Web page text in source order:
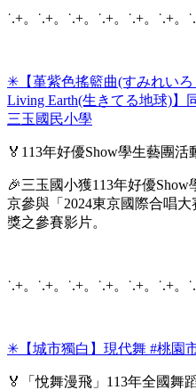
˙.+。˙.+。˙.+。˙.+。˙.+。˙.+。
✳︎【堇紫色搖籃曲(すみれい
Living Earth(生きてる地球)】
三玉國民小學
🏅113年好優Show學生藝團活
🎉三玉國小獲113年好優
京參與「2024東京國際合唱
獎之參賽影片。
˙.+。˙.+。˙.+。˙.+。˙.+。˙.+。
✳︎【城市獨白】現代舞 #桃園
🏅「悅舞漫飛」113年全國舞